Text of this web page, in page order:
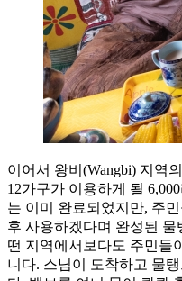
이어서 왕비(Wangbi) 지역
12가구가 이용하게 될
는 이미 완료되었지만, 주
후 사용하겠다며 완성된
떤 지역에서보다도 주민들
니다. 스님이 도착하고 물